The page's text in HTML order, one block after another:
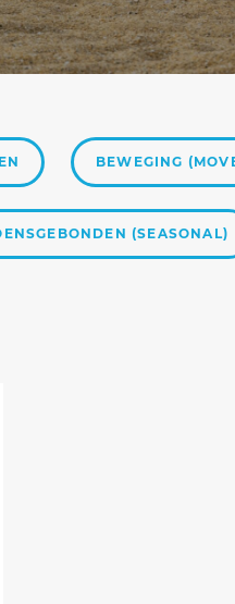
honden vaak méér:
meer uitstappen,
extra…
BEWEGING
(SEASONAL)